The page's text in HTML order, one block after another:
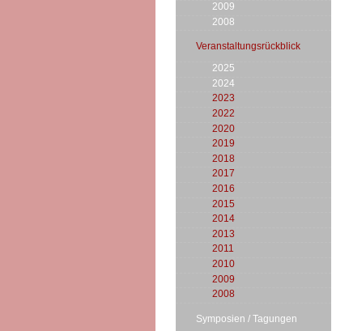
2009
2008
Veranstaltungsrückblick
2025
2024
2023
2022
2020
2019
2018
2017
2016
2015
2014
2013
2011
2010
2009
2008
Symposien / Tagungen